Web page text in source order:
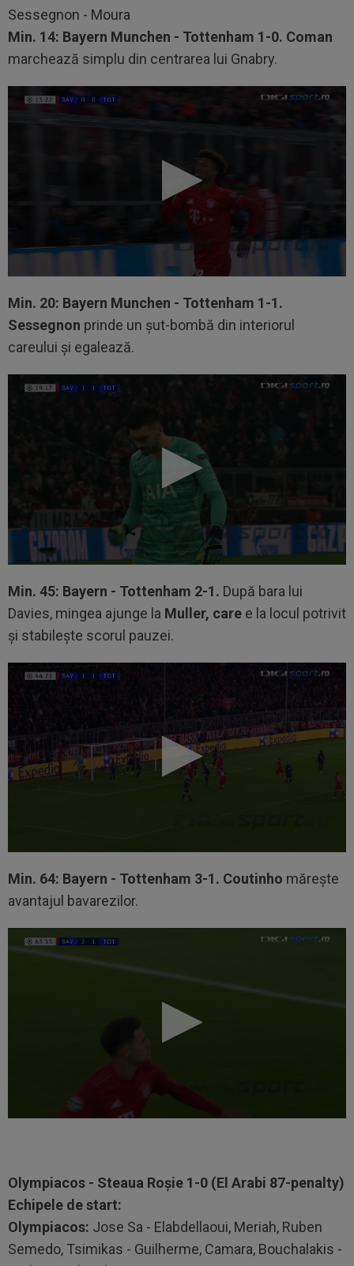
Sessegnon - Moura
Min. 14: Bayern Munchen - Tottenham 1-0. Coman
marchează simplu din centrarea lui Gnabry.
Min. 20: Bayern Munchen - Tottenham 1-1.
Sessegnon prinde un șut-bombă din interiorul
careului și egalează.
Min. 45: Bayern - Tottenham 2-1. După bara lui
Davies, mingea ajunge la Muller, care e la locul potrivit
și stabilește scorul pauzei.
Min. 64: Bayern - Tottenham 3-1. Coutinho mărește
avantajul bavarezilor.
Olympiacos - Steaua Roșie 1-0 (El Arabi 87-penalty)
Echipele de start:
Olympiacos: Jose Sa - Elabdellaoui, Meriah, Ruben
Semedo, Tsimikas - Guilherme, Camara, Bouchalakis -